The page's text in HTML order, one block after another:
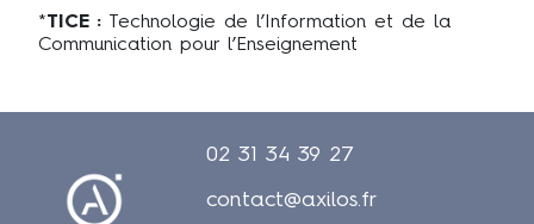
*TICE : Technologie de l’Information et de la
Communication pour l’Enseignement
02 31 34 39 27
contact@axilos.fr